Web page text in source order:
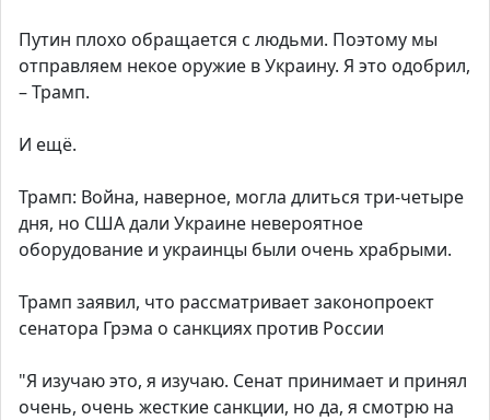
Путин плохо обращается с людьми. Поэтому мы
отправляем некое оружие в Украину. Я это одобрил,
– Трамп.
И ещё.
Трамп: Война, наверное, могла длиться три-четыре
дня, но США дали Украине невероятное
оборудование и украинцы были очень храбрыми.
Трамп заявил, что рассматривает законопроект
сенатора Грэма о санкциях против России
"Я изучаю это, я изучаю. Сенат принимает и принял
очень, очень жесткие санкции, но да, я смотрю на